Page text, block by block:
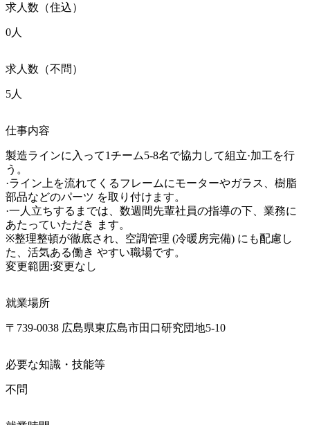
求人数（住込）
0人
求人数（不問）
5人
仕事内容
製造ラインに入って1チーム5-8名で協力して組立·加工を行
う。
·ライン上を流れてくるフレームにモーターやガラス、樹脂
部品などのパーツ を取り付けます。
·一人立ちするまでは、数週間先輩社員の指導の下、業務に
あたっていただき ます。
※整理整頓が徹底され、空調管理 (冷暖房完備) にも配慮し
た、活気ある働き やすい職場です。
変更範囲:変更なし
就業場所
〒739-0038 広島県東広島市田口研究団地5-10
必要な知識・技能等
不問